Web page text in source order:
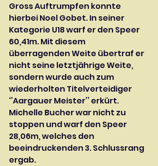
Gross Auftrumpfen konnte
hierbei Noel Gobet. In seiner
Kategorie U18 warf er den Speer
60,41m. Mit diesem
überragenden Weite übertraf er
nicht seine letztjährige Weite,
sondern wurde auch zum
wiederholten Titelverteidiger
‘’Aargauer Meister’’ erkürt.
Michelle Bucher war nicht zu
stoppen und warf den Speer
28,06m, welches den
beeindruckenden 3. Schlussrang
ergab.